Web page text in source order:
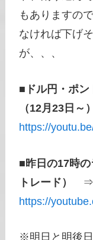
もありますの
なければ下げ
が、、、
■ ドル円・ポ
（12月23日～）
https://
■ 昨日の17時
トレード）
⇒
https://
※明日と明後